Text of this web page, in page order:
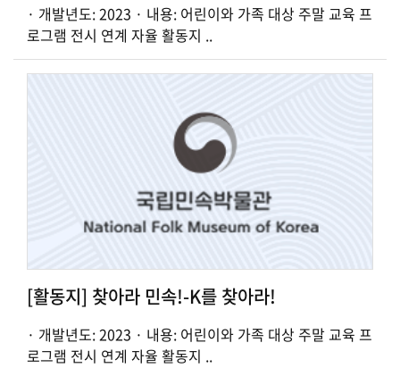
· 개발년도: 2023 · 내용: 어린이와 가족 대상 주말 교육 프
로그램 전시 연계 자율 활동지 ..
[활동지] 찾아라 민속!-K를 찾아라!
· 개발년도: 2023 · 내용: 어린이와 가족 대상 주말 교육 프
로그램 전시 연계 자율 활동지 ..